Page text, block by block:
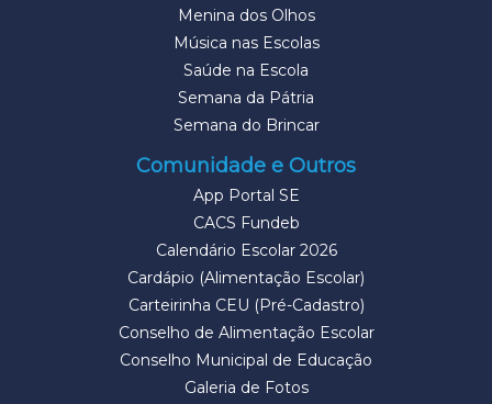
Menina dos Olhos
Música nas Escolas
Saúde na Escola
Semana da Pátria
Semana do Brincar
Comunidade e Outros
App Portal SE
CACS Fundeb
Calendário Escolar 2026
Cardápio (Alimentação Escolar)
Carteirinha CEU (Pré-Cadastro)
Conselho de Alimentação Escolar
Conselho Municipal de Educação
Galeria de Fotos